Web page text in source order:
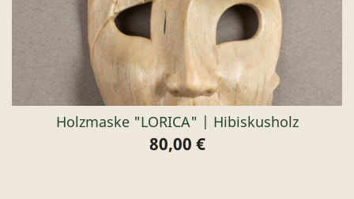
Holzmaske "LORICA" | Hibiskusholz
Preis
80,00 €